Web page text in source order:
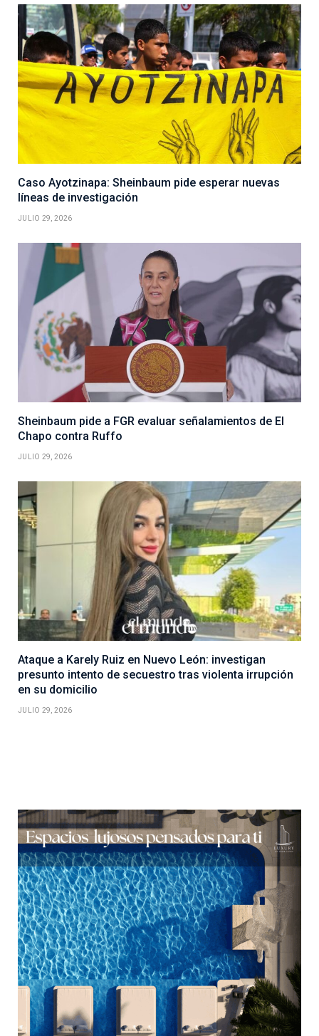
Caso Ayotzinapa: Sheinbaum pide esperar nuevas
líneas de investigación
JULIO 29, 2026
Sheinbaum pide a FGR evaluar señalamientos de El
Chapo contra Ruffo
JULIO 29, 2026
Ataque a Karely Ruiz en Nuevo León: investigan
presunto intento de secuestro tras violenta irrupción
en su domicilio
JULIO 29, 2026